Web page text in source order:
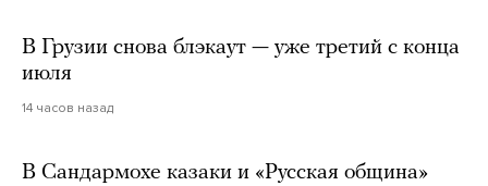
В Грузии снова блэкаут — уже третий с конца
июля
14 часов назад
В Сандармохе казаки и «Русская община»